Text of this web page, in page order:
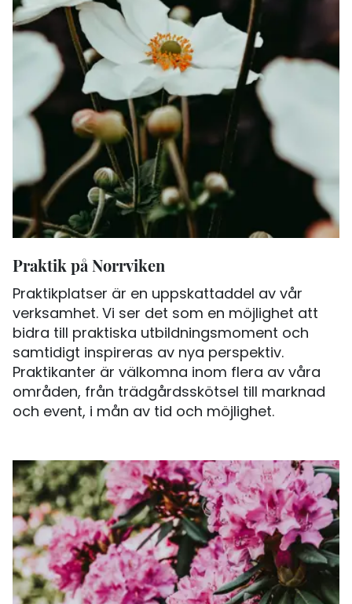
Praktik på Norrviken
Praktikplatser är en uppskattaddel av vår
verksamhet. Vi ser det som en möjlighet att
bidra till praktiska utbildningsmoment och
samtidigt inspireras av nya perspektiv.
Praktikanter är välkomna inom flera av våra
områden, från trädgårdsskötsel till marknad
och event, i mån av tid och möjlighet.